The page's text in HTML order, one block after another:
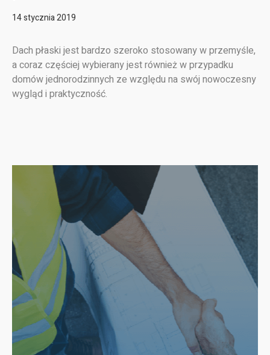
14 stycznia 2019
Dach płaski jest bardzo szeroko stosowany w przemyśle,
a coraz częściej wybierany jest również w przypadku
domów jednorodzinnych ze względu na swój nowoczesny
wygląd i praktyczność.